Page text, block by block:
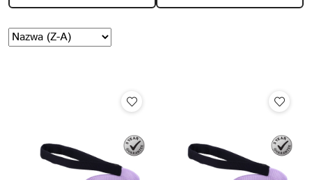
Zastosowano
sortowanie:
Sortuj
według